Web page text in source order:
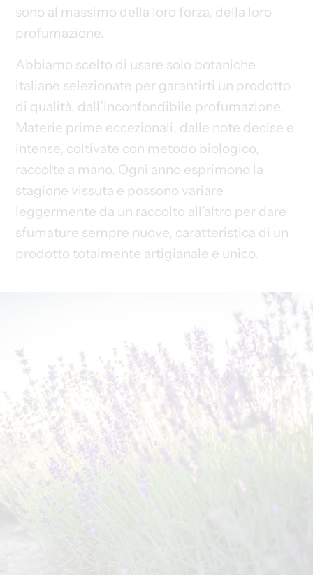
sono al massimo della loro forza, della loro
profumazione.
Abbiamo scelto di usare solo botaniche
italiane selezionate per garantirti un prodotto
di qualità, dall’inconfondibile profumazione.
Materie prime eccezionali, dalle note decise e
intense, coltivate con metodo biologico,
raccolte a mano. Ogni anno esprimono la
stagione vissuta e possono variare
leggermente da un raccolto all’altro per dare
sfumature sempre nuove, caratteristica di un
prodotto totalmente artigianale e unico.